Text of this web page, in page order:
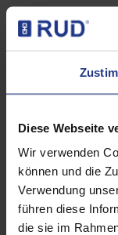
Diese Webseite
Wir verwenden
können und die
Verwendung
führen diese
die sie im